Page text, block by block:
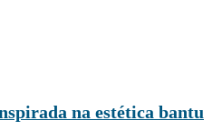
na estética bantu